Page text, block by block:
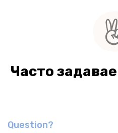
Часто
Question?